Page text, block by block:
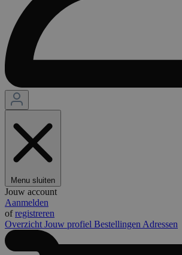
Menu sluiten
Jouw account
Aanmelden
ofregistreren
Overzicht Jouw profiel Bestellingen Adressen